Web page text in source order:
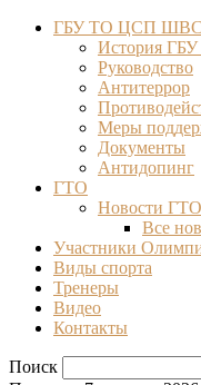
ГБУ ТО ЦСП
История
Руководство
Антитеррор
Меры
Документы
Антидопинг
ГТО
Новости ГТО
Все
Участники
Виды спорта
Тренеры
Видео
Контакты
Поиск